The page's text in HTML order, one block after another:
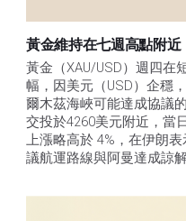
黃金維持在七週高點附
黃金（XAU/USD）週四在
幅，因美元（USD）企穩
爾木茲海峽可能達成協議
交投於4260美元附近，當
上漲略高於 4%，在伊朗
議航運路線與阿曼達成諒